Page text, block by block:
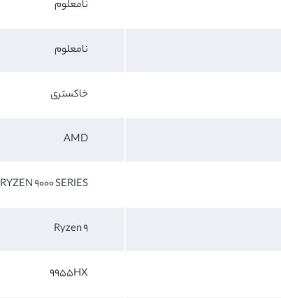
نامعلوم
نامعلوم
خاکستری
AMD
RYZEN 9000 SERIES
Ryzen 9
9955HX